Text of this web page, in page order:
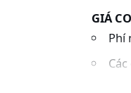
GIÁ
Phí